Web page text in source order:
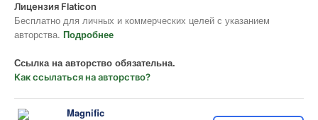
Лицензия Flaticon
Бесплатно для личных и коммерческих целей с указанием
авторства. Подробнее
Ссылка на авторство обязательна.
Как ссылаться на авторство?
Magnific